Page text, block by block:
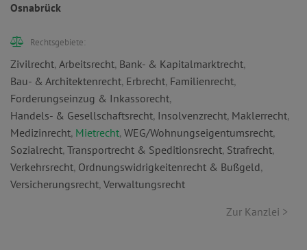
Osnabrück
Rechtsgebiete:
Zivilrecht, Arbeitsrecht, Bank- & Kapitalmarktrecht,
Bau- & Architektenrecht, Erbrecht, Familienrecht,
Forderungseinzug & Inkassorecht,
Handels- & Gesellschaftsrecht, Insolvenzrecht, Maklerrecht,
Medizinrecht, Mietrecht, WEG/Wohnungseigentumsrecht,
Sozialrecht, Transportrecht & Speditionsrecht, Strafrecht,
Verkehrsrecht, Ordnungswidrigkeitenrecht & Bußgeld,
Versicherungsrecht, Verwaltungsrecht
Zur Kanzlei >